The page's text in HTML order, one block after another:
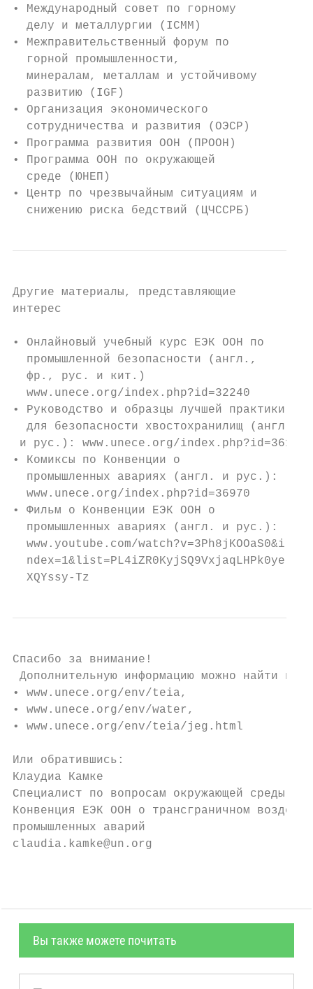
• Международный совет по горному
  делу и металлургии (ICMM)
• Межправительственный форум по
  горной промышленности,
  минералам, металлам и устойчивому
  развитию (IGF)
• Организация экономического
  сотрудничества и развития (ОЭСР)
• Программа развития ООН (ПРООН)
• Программа ООН по окружающей
  среде (ЮНЕП)
• Центр по чрезвычайным ситуациям и
  снижению риска бедствий (ЦЧССРБ)
Другие материалы, представляющие
интерес
• Онлайновый учебный курс ЕЭК ООН по
  промышленной безопасности (англ.,
  фр., рус. и кит.)
  www.unece.org/index.php?id=32240
• Руководство и образцы лучшей практики
  для безопасности хвостохранилищ (англ.
и рус.): www.unece.org/index.php?id=36132
• Комиксы по Конвенции о
  промышленных авариях (англ. и рус.):
  www.unece.org/index.php?id=36970
• Фильм о Конвенции ЕЭК ООН о
  промышленных авариях (англ. и рус.):
  www.youtube.com/watch?v=3Ph8jKOOaS0&i
  ndex=1&list=PL4iZR0KyjSQ9VxjaqLHPk0ye
  XQYssy-Tz
Спасибо за внимание!
Дополнительную информацию можно найти на
• www.unece.org/env/teia,
• www.unece.org/env/water,
• www.unece.org/env/teia/jeg.html
Или обратившись:
Клаудиа Камке
Специалист по вопросам окружающей среды
Конвенция ЕЭК ООН о трансграничном
промышленных аварий
claudia.kamke@un.org
Вы также можете почитать